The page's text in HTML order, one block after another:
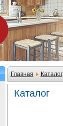
Главная Каталог
Каталог